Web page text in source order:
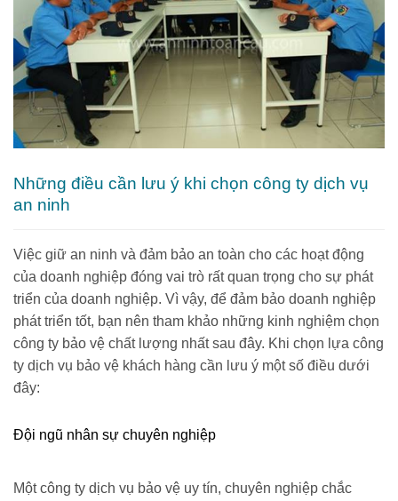
Những điều cần lưu ý khi chọn công ty dịch vụ
an ninh
Việc giữ an ninh và đảm bảo an toàn cho các hoạt động
của doanh nghiệp đóng vai trò rất quan trọng cho sự phát
triển của doanh nghiệp. Vì vậy, để đảm bảo doanh nghiệp
phát triển tốt, bạn nên tham khảo những kinh nghiệm chọn
công ty bảo vệ chất lượng nhất sau đây. Khi chọn lựa công
ty dịch vụ bảo vệ khách hàng cần lưu ý một số điều dưới
đây:
Đội ngũ nhân sự chuyên nghiệp
Một công ty dịch vụ bảo vệ uy tín, chuyên nghiệp chắc